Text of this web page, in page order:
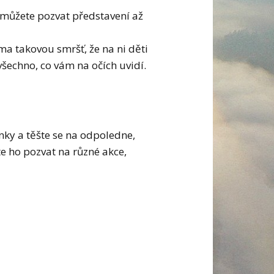
pozvat představení až
takovou smršť, že na ni děti
co vám na očích uvidí.
a těšte se na odpoledne,
ho pozvat na různé akce,